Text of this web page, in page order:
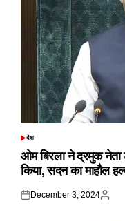
POSTED
देश
ओम बिरला ने द्रमुक
किया, सदन का माहौल
Posted
December 3, 2024
Posted